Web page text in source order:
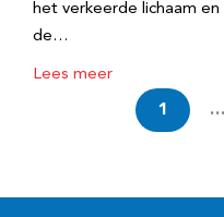
het verkeerde lichaam
de…
Lees meer
1 …